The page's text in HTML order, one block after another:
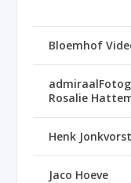
Bloemhof
Rosalie
Henk Jonkvorst
Jaco Hoeve